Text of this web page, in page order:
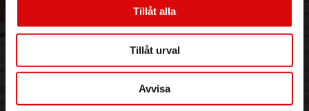
Tillåt alla
Tillåt urval
Avvisa
Visselblåsning
Aktuellt på Order
Ansökan om RMA
Godsefterlysning & Felleverans
Integritetspolicy
Om cookies